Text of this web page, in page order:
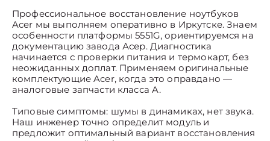
Профессиональное восстановление ноутбуков
Acer мы выполняем оперативно в Иркутске. Знаем
особенности платформы 5551G, ориентируемся на
документацию завода Асер. Диагностика
начинается с проверки питания и термокарт, без
неожиданных доплат. Применяем оригинальные
комплектующие Acer, когда это оправдано —
аналоговые запчасти класса A.
Типовые симптомы: шумы в динамиках, нет звука.
Наш инженер точно определит модуль и
предложит оптимальный вариант восстановления